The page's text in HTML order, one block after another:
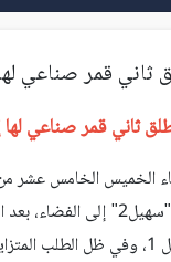
ثاني قمر صناعي
ثاني قمر صناعي لها
الخميس الخامس عشر من
الفضاء
،
القمر الأول سهيل 1، وفي ظل